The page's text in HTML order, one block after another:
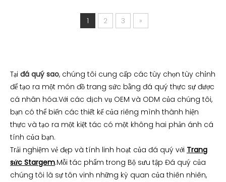
1 2 3 »
Tại đá quý sao, chúng tôi cung cấp các tùy chọn tùy chỉnh
để tạo ra một món đồ trang sức bằng đá quý thực sự được
cá nhân hóa.Với các dịch vụ OEM và ODM của chúng tôi,
bạn có thể biến các thiết kế của riêng mình thành hiện
thực và tạo ra một kiệt tác có một không hai phản ánh cá
tính của bạn.
Trải nghiệm vẻ đẹp và tính linh hoạt của đá quý với Trang
sức Stargem.Mỗi tác phẩm trong Bộ sưu tập Đá quý của
chúng tôi là sự tôn vinh những kỳ quan của thiên nhiên,